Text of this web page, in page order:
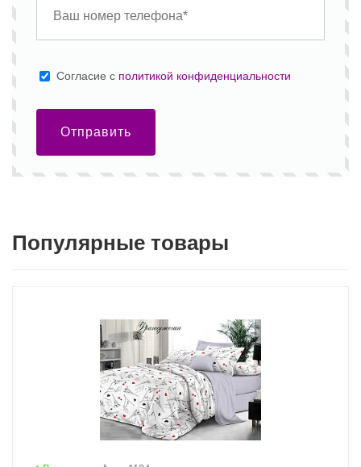
Cогласие с политикой конфиденциальности
Отправить
Популярные товары